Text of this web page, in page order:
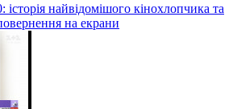
найвідомішого кінохлопчика та
на екрани